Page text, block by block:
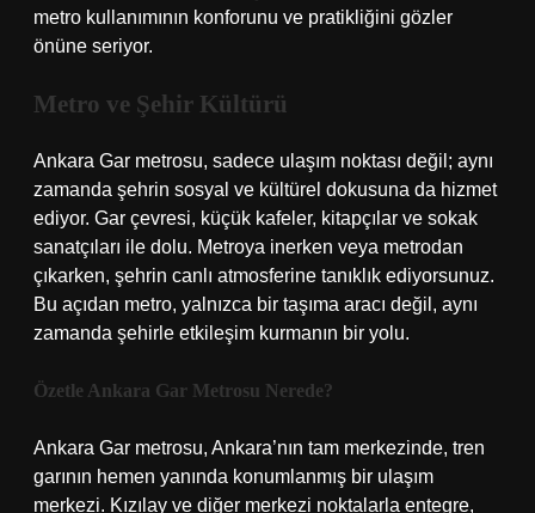
metro kullanımının konforunu ve pratikliğini gözler
önüne seriyor.
Metro ve Şehir Kültürü
Ankara Gar metrosu, sadece ulaşım noktası değil; aynı
zamanda şehrin sosyal ve kültürel dokusuna da hizmet
ediyor. Gar çevresi, küçük kafeler, kitapçılar ve sokak
sanatçıları ile dolu. Metroya inerken veya metrodan
çıkarken, şehrin canlı atmosferine tanıklık ediyorsunuz.
Bu açıdan metro, yalnızca bir taşıma aracı değil, aynı
zamanda şehirle etkileşim kurmanın bir yolu.
Özetle Ankara Gar Metrosu Nerede?
Ankara Gar metrosu, Ankara’nın tam merkezinde, tren
garının hemen yanında konumlanmış bir ulaşım
merkezi. Kızılay ve diğer merkezi noktalarla entegre,